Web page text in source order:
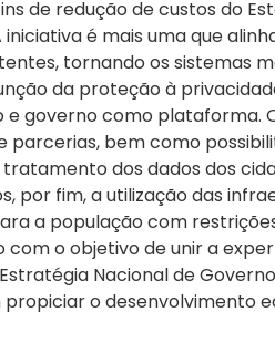
de redução de custos do
é mais uma que
tornando os sistemas
da proteção à
e governo como plataforma.
parcerias, bem como
dos dados dos
por fim, a utilização das
a população com
o objetivo de unir a
Nacional de
o desenvolvimento